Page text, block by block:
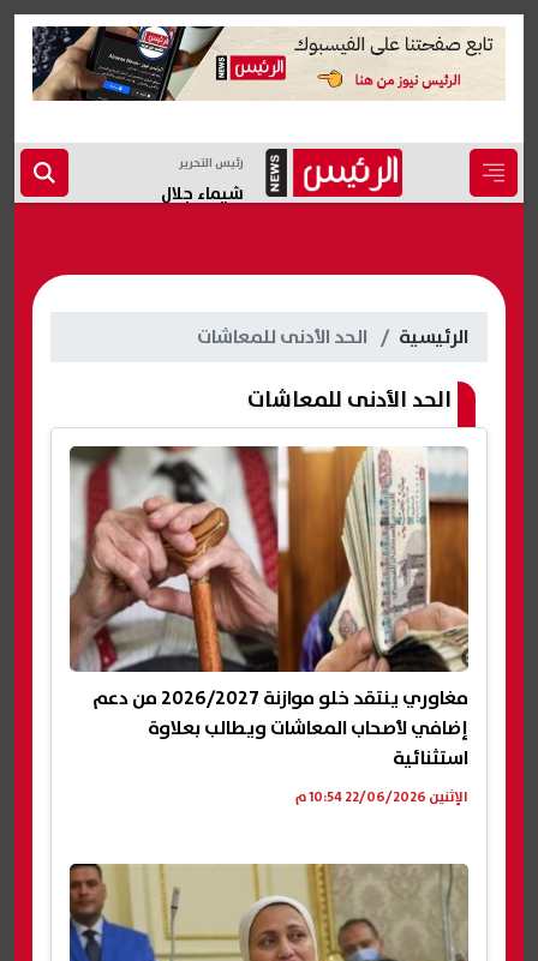
رئيس التحرير
شيماء جلال
الرئيسية الحد الأدنى للمعاشات
الحد الأدنى للمعاشات
مغاوري ينتقد خلو موازنة 2026/2027 من دعم
إضافي لأصحاب المعاشات ويطالب بعلاوة
استثنائية
الإثنين 22/06/2026 10:54 م